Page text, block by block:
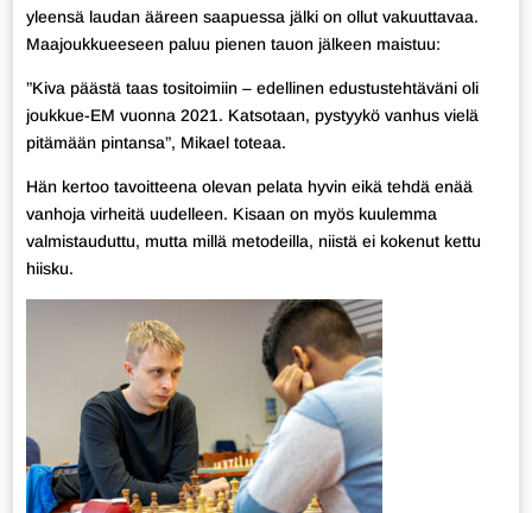
yleensä laudan ääreen saapuessa jälki on ollut vakuuttavaa.
Maajoukkueeseen paluu pienen tauon jälkeen maistuu:
”Kiva päästä taas tositoimiin – edellinen edustustehtäväni oli
joukkue-EM vuonna 2021. Katsotaan, pystyykö vanhus vielä
pitämään pintansa”, Mikael toteaa.
Hän kertoo tavoitteena olevan pelata hyvin eikä tehdä enää
vanhoja virheitä uudelleen. Kisaan on myös kuulemma
valmistauduttu, mutta millä metodeilla, niistä ei kokenut kettu
hiisku.